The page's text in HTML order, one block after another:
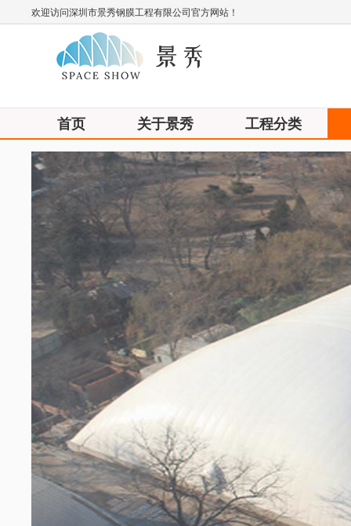
欢迎访问深圳市景秀钢膜工程有限公司官方网站！
首页 关于景秀 工程分类